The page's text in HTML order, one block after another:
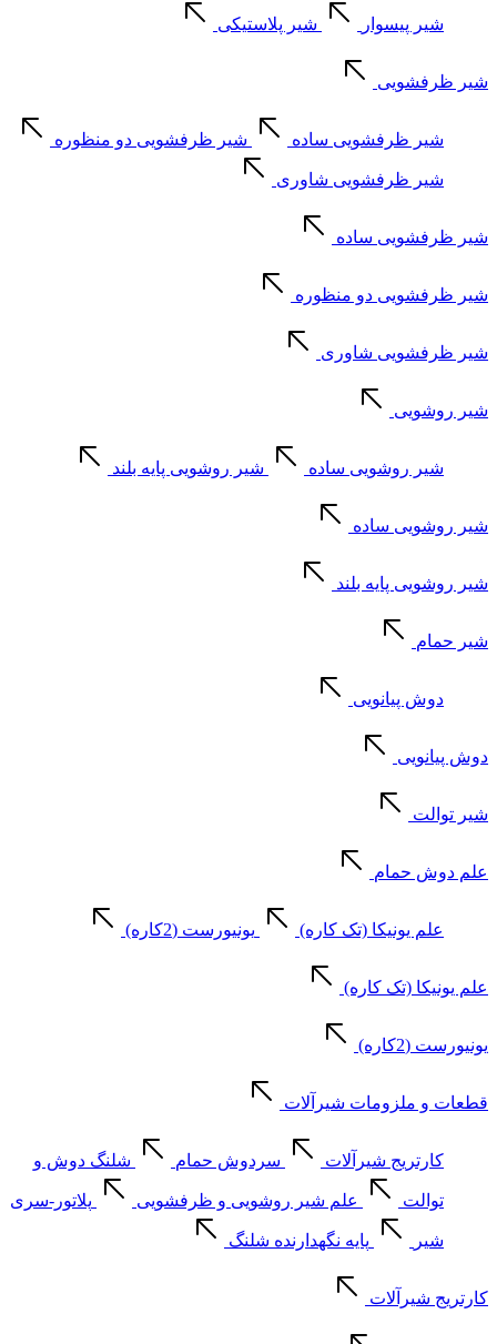
شیر پیسوار شیر پلاستیکی
شیر ظرفشویی
شیر ظرفشویی ساده شیر ظرفشویی دو منظوره
شیر ظرفشویی شاوری
شیر ظرفشویی ساده
شیر ظرفشویی دو منظوره
شیر ظرفشویی شاوری
شیر روشویی
شیر روشویی ساده شیر روشویی پایه بلند
شیر روشویی ساده
شیر روشویی پایه بلند
شیر حمام
دوش پیانویی
دوش پیانویی
شیر توالت
علم دوش حمام
علم یونیکا (تک کاره) یونیورست (2کاره)
علم یونیکا (تک کاره)
یونیورست (2کاره)
قطعات و ملزومات شیرآلات
کارتریج شیرآلات سردوش حمام شلنگ دوش و
توالت علم شیر روشویی و ظرفشویی پلاتور-سری
شیر پایه نگهدارنده شلنگ
کارتریج شیرآلات